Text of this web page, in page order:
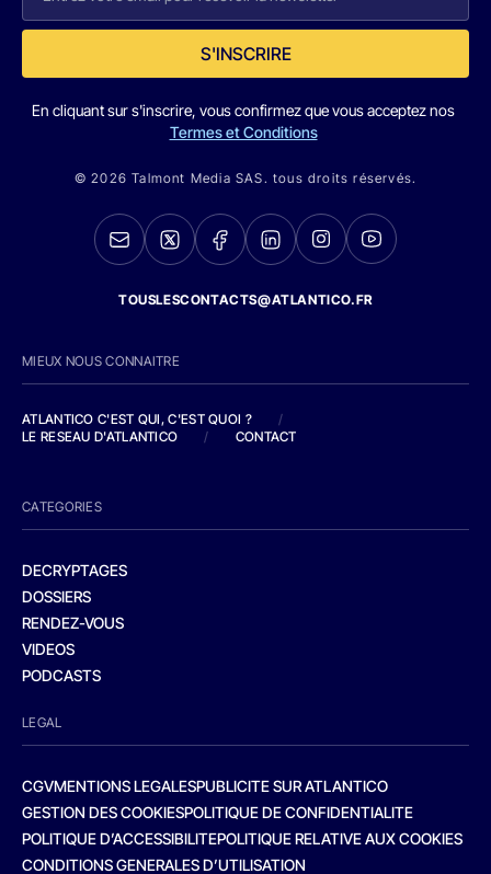
S'INSCRIRE
En cliquant sur s'inscrire, vous confirmez que vous acceptez nos
Termes et Conditions
© 2026 Talmont Media SAS. tous droits réservés.
TOUSLESCONTACTS@ATLANTICO.FR
MIEUX NOUS CONNAITRE
ATLANTICO C'EST QUI, C'EST QUOI ?
/
LE RESEAU D'ATLANTICO
/ CONTACT
CATEGORIES
DECRYPTAGES
DOSSIERS
RENDEZ-VOUS
VIDEOS
PODCASTS
LEGAL
CGVMENTIONS LEGALESPUBLICITE SUR ATLANTICO
GESTION DES COOKIESPOLITIQUE DE CONFIDENTIALITE
POLITIQUE D’ACCESSIBILITEPOLITIQUE RELATIVE AUX COOKIES
CONDITIONS GENERALES D’UTILISATION